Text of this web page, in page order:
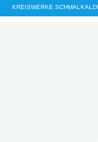
KREISWERKE